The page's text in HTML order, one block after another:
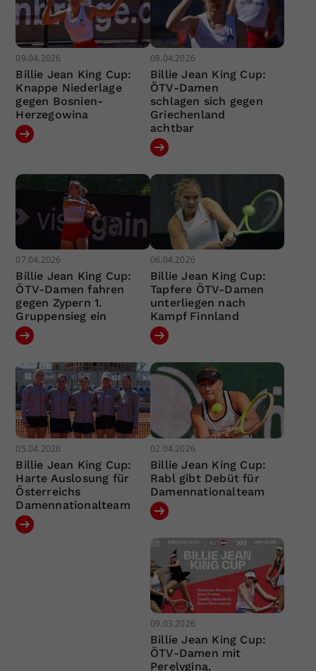
09.04.2026
Billie Jean King Cup:
Knappe Niederlage
gegen Bosnien-
Herzegowina
08.04.2026
Billie Jean King Cup:
ÖTV-Damen
schlagen sich gegen
Griechenland
achtbar
07.04.2026
Billie Jean King Cup:
ÖTV-Damen fahren
gegen Zypern 1.
Gruppensieg ein
06.04.2026
Billie Jean King Cup:
Tapfere ÖTV-Damen
unterliegen nach
Kampf Finnland
05.04.2026
Billie Jean King Cup:
Harte Auslosung für
Österreichs
Damennationalteam
02.04.2026
Billie Jean King Cup:
Rabl gibt Debüt für
Damennationalteam
09.03.2026
Billie Jean King Cup:
ÖTV-Damen mit
Perelygina,